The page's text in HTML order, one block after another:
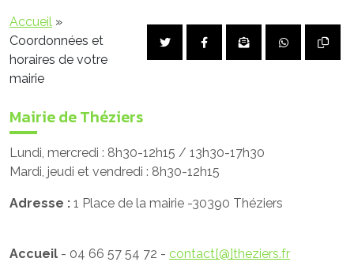
Accueil »
Coordonnées et
horaires de votre
mairie
Mairie de Théziers
Lundi, mercredi : 8h30-12h15 / 13h30-17h30
Mardi, jeudi et vendredi : 8h30-12h15
Adresse : 1 Place de la mairie -30390 Théziers
Accueil - 04 66 57 54 72 - contact[@]theziers.fr